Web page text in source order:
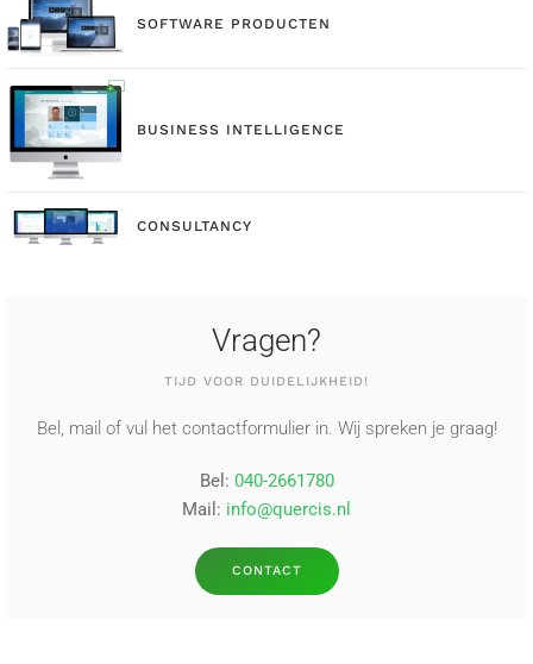
SOFTWARE PRODUCTEN
BUSINESS INTELLIGENCE
CONSULTANCY
Vragen?
TIJD VOOR DUIDELIJKHEID!
Bel, mail of vul het contactformulier in. Wij spreken je graag!
Bel: 040-2661780
Mail: info@quercis.nl
CONTACT